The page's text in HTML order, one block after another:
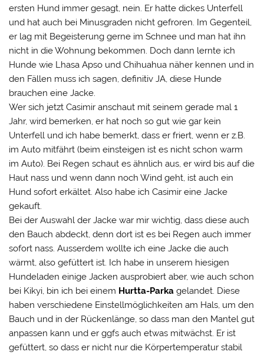
ersten Hund immer gesagt, nein. Er hatte dickes Unterfell
und hat auch bei Minusgraden nicht gefroren. Im Gegenteil,
er lag mit Begeisterung gerne im Schnee und man hat ihn
nicht in die Wohnung bekommen. Doch dann lernte ich
Hunde wie Lhasa Apso und Chihuahua näher kennen und in
den Fällen muss ich sagen, definitiv JA, diese Hunde
brauchen eine Jacke.
Wer sich jetzt Casimir anschaut mit seinem gerade mal 1
Jahr, wird bemerken, er hat noch so gut wie gar kein
Unterfell und ich habe bemerkt, dass er friert, wenn er z.B.
im Auto mitfährt (beim einsteigen ist es nicht schon warm
im Auto). Bei Regen schaut es ähnlich aus, er wird bis auf die
Haut nass und wenn dann noch Wind geht, ist auch ein
Hund sofort erkältet. Also habe ich Casimir eine Jacke
gekauft.
Bei der Auswahl der Jacke war mir wichtig, dass diese auch
den Bauch abdeckt, denn dort ist es bei Regen auch immer
sofort nass. Ausserdem wollte ich eine Jacke die auch
wärmt, also gefüttert ist. Ich habe in unserem hiesigen
Hundeladen einige Jacken ausprobiert aber, wie auch schon
bei Kikyi, bin ich bei einem Hurtta-Parka gelandet. Diese
haben verschiedene Einstellmöglichkeiten am Hals, um den
Bauch und in der Rückenlänge, so dass man den Mantel gut
anpassen kann und er ggfs auch etwas mitwächst. Er ist
gefüttert, so dass er nicht nur die Körpertemperatur stabil